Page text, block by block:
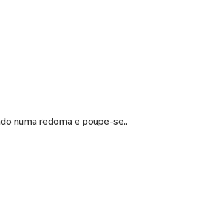
numa redoma e poupe-se..